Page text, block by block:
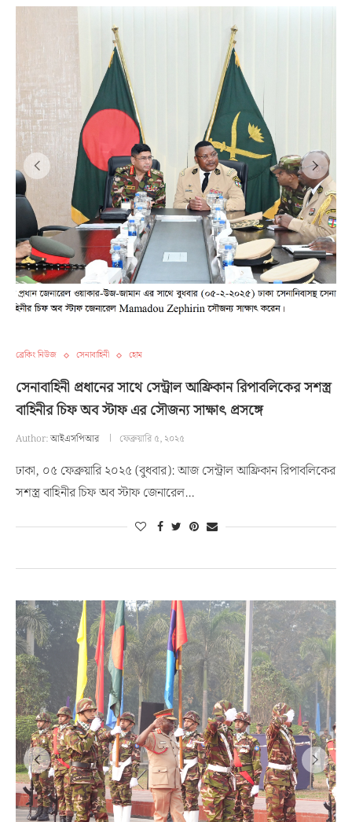
ব্রেকিং নিউজ সেনাবাহিনী হোম
সেনাবাহিনী প্রধানের সাথে সেন্ট্রাল আফ্রিকান রিপাবলিকের সশস্ত্র
বাহিনীর চিফ অব স্টাফ এর সৌজন্য সাক্ষাৎ প্রসঙ্গে
Author:আইএসপিআর ফেব্রুয়ারি ৫, ২০২৫
ঢাকা, ০৫ ফেব্রুয়ারি ২০২৫ (বুধবার): আজ সেন্ট্রাল আফ্রিকান রিপাবলিকের
সশস্ত্র বাহিনীর চিফ অব স্টাফ জেনারেল…